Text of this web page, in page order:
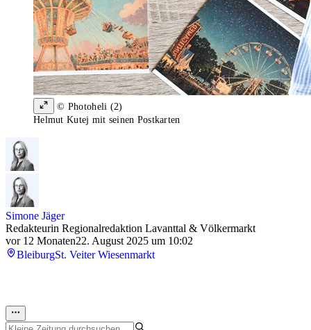
© Photoheli (2)
Helmut Kutej mit seinen Postkarten
Simone Jäger
Redakteurin Regionalredaktion Lavanttal & Völkermarkt
vor 12 Monaten22. August 2025 um 10:02
BleiburgSt. Veiter Wiesenmarkt